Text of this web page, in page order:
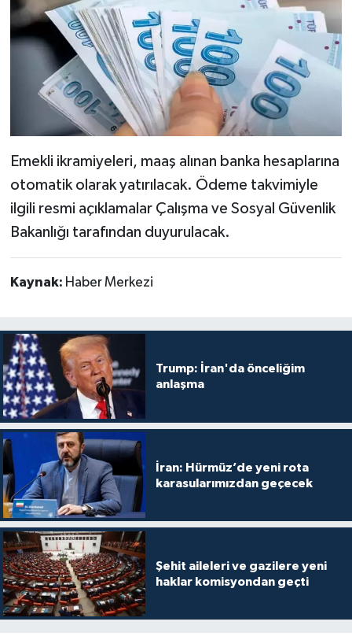
Emekli ikramiyeleri, maaş alınan banka hesaplarına
otomatik olarak yatırılacak. Ödeme takvimiyle
ilgili resmi açıklamalar Çalışma ve Sosyal Güvenlik
Bakanlığı tarafından duyurulacak.
Kaynak: Haber Merkezi
Trump: İran'da önceliğim
anlaşma
İran: Hürmüz’de yeni rota
karasularımızdan geçecek
Şehit aileleri ve gazilere yeni
haklar komisyondan geçti